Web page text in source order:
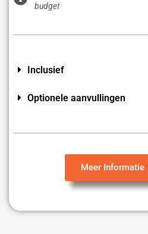
budget
Inclusief
Optionele aanvullingen
Meer Informatie